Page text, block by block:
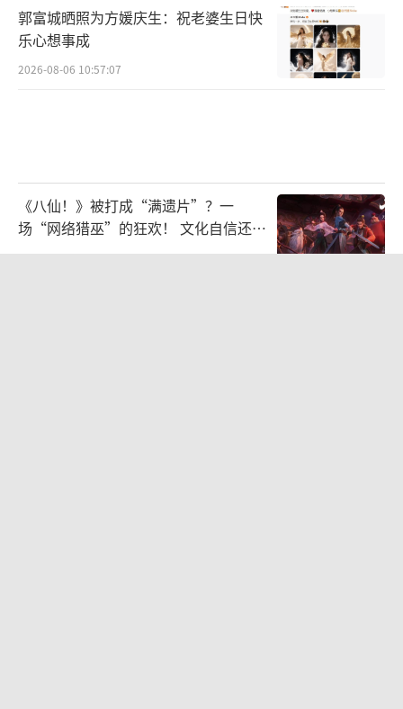
郭富城晒照为方媛庆生：祝老婆生日快
乐心想事成
2026-08-06 10:57:07
《八仙！》被打成“满遗片”？一
场“网络猎巫”的狂欢！ 文化自信还是
焦虑？
2026-07-20 13:29:10